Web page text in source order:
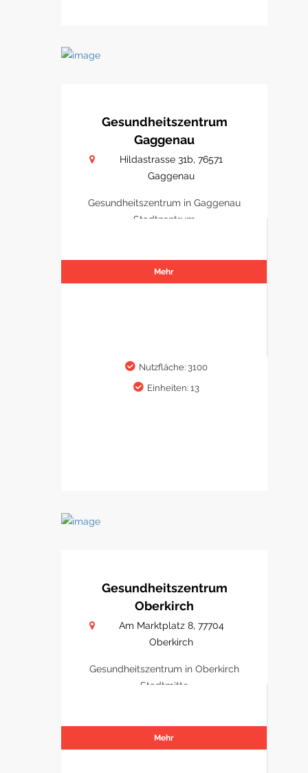
Gesundheitszentrum
Gaggenau
Hildastrasse 31b, 76571
Gaggenau
Gesundheitszentrum in Gaggenau
Stadtzentrum
Mehr
Nutzfläche: 3100
Einheiten: 13
Gesundheitszentrum
Oberkirch
Am Marktplatz 8, 77704
Oberkirch
Gesundheitszentrum in Oberkirch
Stadtmitte
Mehr